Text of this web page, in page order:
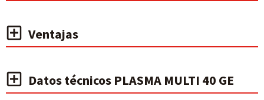
Ventajas
Datos técnicos PLASMA MULTI 40 GE